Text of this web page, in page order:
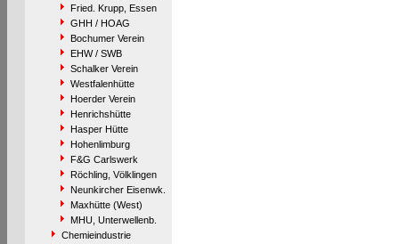
Fried. Krupp, Essen
GHH / HOAG
Bochumer Verein
EHW / SWB
Schalker Verein
Westfalenhütte
Hoerder Verein
Henrichshütte
Hasper Hütte
Hohenlimburg
F&G Carlswerk
Röchling, Völklingen
Neunkircher Eisenwk.
Maxhütte (West)
MHU, Unterwellenb.
Chemieindustrie